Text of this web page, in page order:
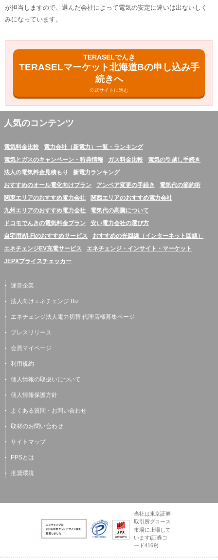
が担当しますので、選んだ会社によって電気の安定に違いは出ないしく
みになっています。
TERASELでんき
TERASELマーケット北海道Bの申し込み手
続きへ
公式サイトに進む
人気のコンテンツ
電気料金比較
電力会社（新電力）一覧・ランキング
電気とガスのキャンペーン・特典情報
ガス料金比較
電気の引越し手続き
法人の電気料金見積もり
新電力ランキング
おすすめのオール電化向けプラン
アンペア変更の手続き
電気代の節約術
関東エリアのおすすめ電力会社
関西エリアのおすすめ電力会社
九州エリアのおすすめ電力会社
電気代の高騰について
ドコモでんきの電気料金プラン
安い電力会社の選び方
自宅用Wi-Fiのおすすめサービス
おすすめの光回線（インターネット回線）
エネチェンジEV充電サービス
エネチェンジ・インサイト・マーケット
JEPXプライスチェッカー
運営企業
法人向けエネチェンジ Biz
エネチェンジ法人電力切替 代理店様募集ページ
プレスリリース
会員マイページ
利用規約
個人情報の取扱いについて
個人情報保護方針
よくある質問・お問い合わせ
取材のお問い合わせ
サイトマップ
PPSとは
推奨環境
当社は東京証券
取引所グロース
市場に上場して
います(証券コ
ード4169)